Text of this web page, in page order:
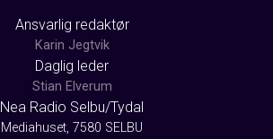
Ansvarlig redaktør
Karin Jegtvik
Daglig leder
Stian Elverum
Nea Radio Selbu/Tydal
Mediahuset, 7580 SELBU